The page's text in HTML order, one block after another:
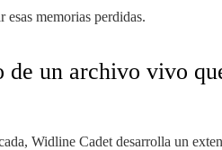
esas memorias perdidas.
de un archivo vivo
Widline Cadet desarrolla un